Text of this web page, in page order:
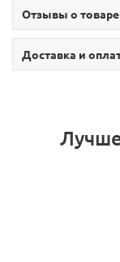
Отзывы о
Доставка и